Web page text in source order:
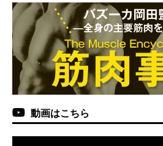
動画はこちら